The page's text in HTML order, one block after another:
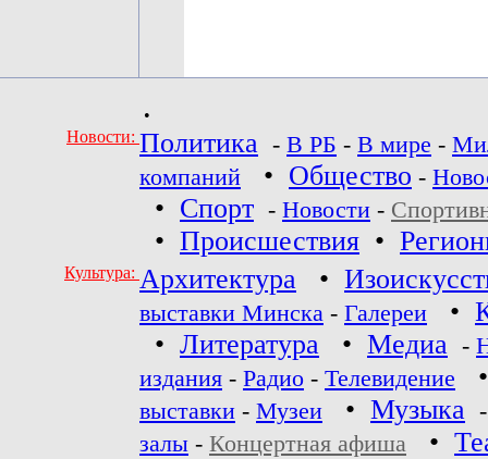
•
Новости: Политика - В РБ - В мире -
компаний
• Общество -
• Спорт - Новости -
• Происшествия •
Культура: Архитектура •
выставки Минска - Галереи •
• Литература • Медиа -
издания - Радио - Телевидение
выставки - Музеи • Музыка
залы - Концертная афиша •